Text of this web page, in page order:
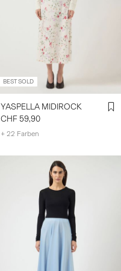
BEST SOLD
YASPELLA MIDIROCK
CHF 59,90
+ 22 Farben